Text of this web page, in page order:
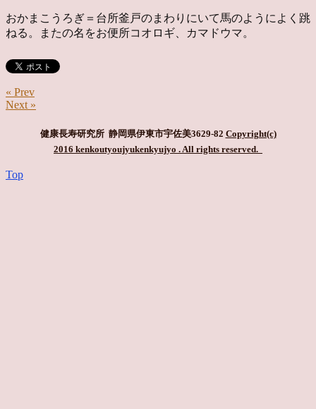
おかまこうろぎ＝台所釜戸のまわりにいて馬のようによく跳
ねる。またの名をお便所コオロギ、カマドウマ。
« Prev
Next »
健康長寿研究所 静岡県伊東市宇佐美3629-82 Copyright(c)
2016 kenkoutyoujyukenkyujyo . All rights reserved.
Top